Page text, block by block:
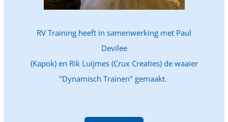
RV Training heeft in samenwerking met Paul
Devilee
(Kapok) en Rik Luijmes (Crux Creaties) de waaier
"Dynamisch Trainen" gemaakt.